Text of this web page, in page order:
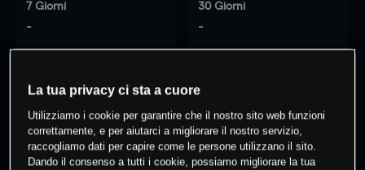
7 Giorni
-
30 Giorni
-
0 % dei clienti hanno posizioni
questo prodotto
La tua privacy ci sta a cuore
Utilizziamo i cookie per garantire che il nostro sito web funzioni
correttamente, e per aiutarci a migliorare il nostro servizio,
raccogliamo dati per capire come le persone utilizzano il sito.
Dando il consenso a tutti i cookie, possiamo migliorare la tua